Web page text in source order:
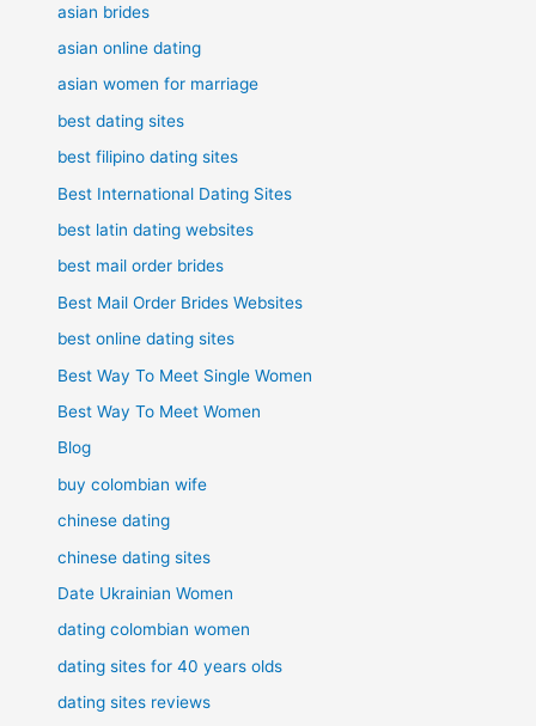
asian brides
asian online dating
asian women for marriage
best dating sites
best filipino dating sites
Best International Dating Sites
best latin dating websites
best mail order brides
Best Mail Order Brides Websites
best online dating sites
Best Way To Meet Single Women
Best Way To Meet Women
Blog
buy colombian wife
chinese dating
chinese dating sites
Date Ukrainian Women
dating colombian women
dating sites for 40 years olds
dating sites reviews